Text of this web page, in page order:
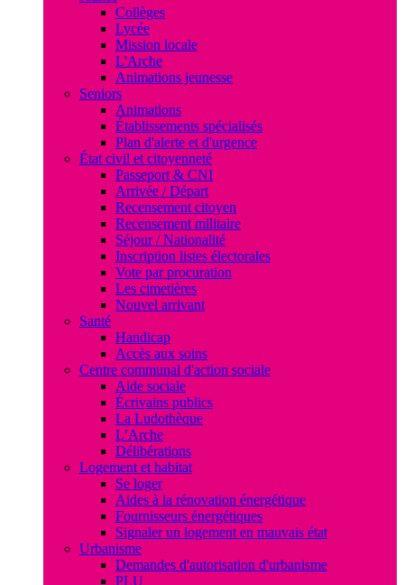
Collèges
Lycée
Mission locale
L'Arche
Animations jeunesse
Seniors
Animations
Établissements spécialisés
Plan d'alerte et d'urgence
État civil et citoyenneté
Passeport & CNI
Arrivée / Départ
Recensement citoyen
Recensement militaire
Séjour / Nationalité
Inscription listes électorales
Vote par procuration
Les cimetières
Nouvel arrivant
Santé
Handicap
Accès aux soins
Centre communal d'action sociale
Aide sociale
Écrivains publics
La Ludothèque
L’Arche
Délibérations
Logement et habitat
Se loger
Aides à la rénovation énergétique
Fournisseurs énergétiques
Signaler un logement en mauvais état
Urbanisme
Demandes d'autorisation d'urbanisme
PLU